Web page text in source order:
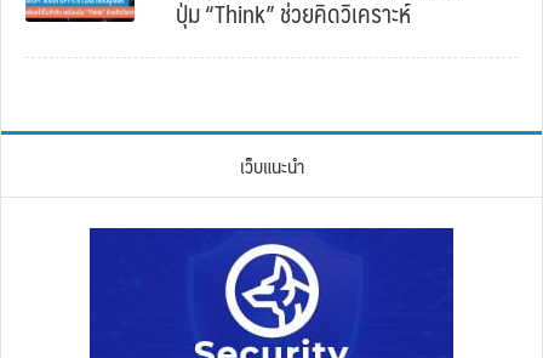
ปุ่ม “Think” ช่วยคิดวิเคราะห์
เว็บแนะนำ